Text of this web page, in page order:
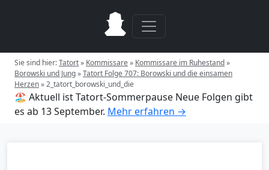
Sie sind hier:Tatort» Kommissare» Kommissare im Ruhestand»
Borowski und Jung»Tatort Folge 707: Borowski und die einsamen
Herzen»2_tatort_borowski_und_die
🏖️ Aktuell ist Tatort-Sommerpause Neue Folgen gibt
es ab 13 September. Mehr erfahren →